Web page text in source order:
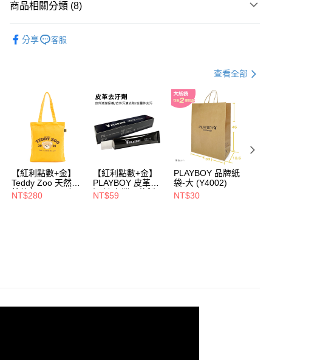
【繳款方式說明】
2.透過簡訊連結打開帳單後，可選擇「超商條碼／台灣大直營門市／銀行轉
用戶於交易時，得透過本服務購買商品或服務，並由商店將買賣／分期付
款買賣價金債權讓與本公司後，依約使用本公司帳單繳交帳款。
2.基於同意付款使用「大哥付你分期」之契約關係目的，商店將以您的個人
資料（包含姓名、電話或地址）提供予台灣大哥大進項蒐集、處理及利
用，由本公司與您本人進行分期帳單所需資料之確認、核對及更正。
3.完整用戶服務條款，請詳閱以下連結：
https://oppay.tw/userRule
每筆NT$100，滿NT$700(含以上)免運費
付款後萊爾富取貨
每筆NT$100，滿NT$700(含以上)免運費
7-11取貨付款
每筆NT$100，滿NT$900(含以上)免運費
付款後7-11取貨
每筆NT$100，滿NT$700(含以上)免運費
商品相關分類 (8)
PLAYBOY✨新品上市
✿ 高彈力輕量涼拖鞋
⏯︎ 本月獨享特殺↘︎↘︎ « 快閃 » 視覺降溫 清爽系鞋履45折up
⏯︎ 本月獨享特殺↘︎↘︎ ❥ FUN 玩盛夏 暢銷鞋滿額再折$210
⏯︎ 本月獨享特殺↘︎↘︎ « 快閃 » 狂夏祭 秒殺4折up
分享 客服
查看全部
【紅利點數+金】
Teddy Zoo 天然全
棉純色Friendly帆
布袋-黃色
NT$280
【紅利點數+金】
PLAYBOY 皮革去
污劑(台灣哥倫製)-
(Y4003)
NT$59
PLAYBOY 品牌紙
袋-大 (Y4002)
NT$30